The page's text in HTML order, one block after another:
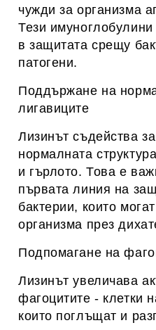
чужди за организма
Тези
в защитата срещу
патогени.
Поддържане на
лигавиците
Лизинът съдейства
нормалната
и гърлото. Това е
първата линия на
бактерии, които
организма през
Подпомагане на
Лизинът увеличава
фагоцитите - клетки
които поглъщат и